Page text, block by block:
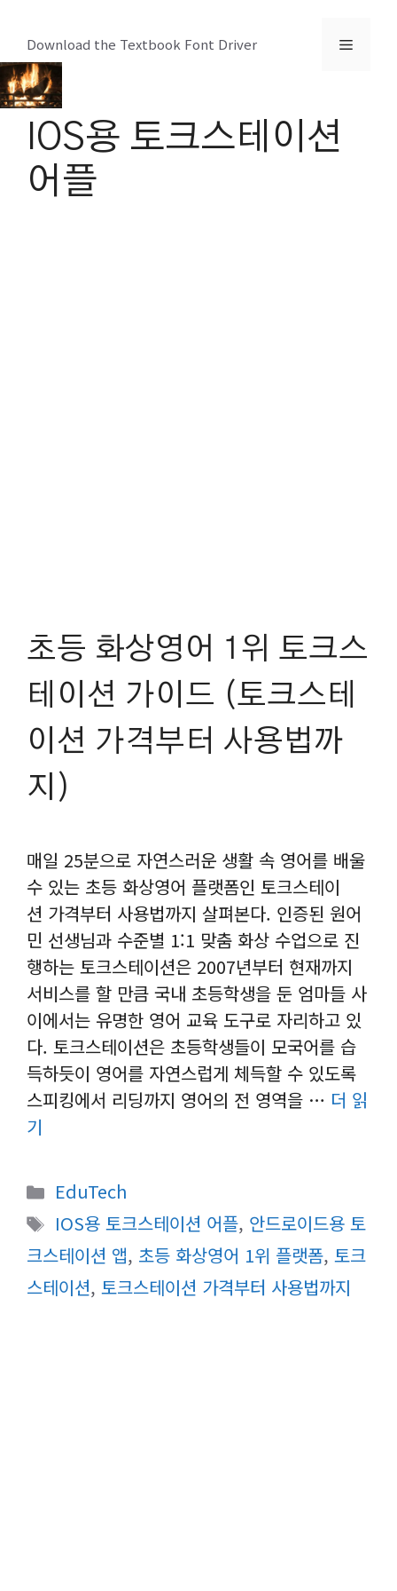
츠
로
Download the Textbook Font Driver 메
IOS용 토크스테이션
어플
초등 화상영어 1위 토크스
테이션 가이드 (토크스테
이션 가격부터 사용법까
지)
매일 25분으로 자연스러운 생활 속 영어를 배울
수 있는 초등 화상영어 플랫폼인 토크스테이
션 가격부터 사용법까지 살펴본다. 인증된 원어
민 선생님과 수준별 1:1 맞춤 화상 수업으로 진
행하는 토크스테이션은 2007년부터 현재까지
서비스를 할 만큼 국내 초등학생을 둔 엄마들 사
이에서는 유명한 영어 교육 도구로 자리하고 있
다. 토크스테이션은 초등학생들이 모국어를 습
득하듯이 영어를 자연스럽게 체득할 수 있도록
스피킹에서 리딩까지 영어의 전 영역을 … 더 읽
기
카
테
리
EduTech
태
그
IOS용 토크스테이션 어플, 안드로이드용 토
크스테이션 앱, 초등 화상영어 1위 플랫폼, 토크
스테이션, 토크스테이션 가격부터 사용법까지